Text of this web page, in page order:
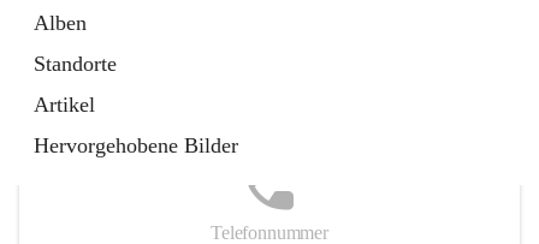
Alben
Standorte
Artikel
Hervorgehobene Bilder
Telefonnummer